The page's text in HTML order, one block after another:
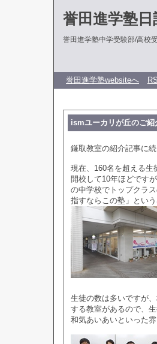
誉田進学塾日
誉田進学塾中学受験部/高校
誉田進学塾websiteへ
ismユーカリが丘のご紹
鎌取教室の紹介記事に
現在、160名を超える生
開校して10年ほどです
の中学校でトップクラ
指すならこの塾」という
生徒の数は多いですが
する教室があるので、
和気あいあいといった